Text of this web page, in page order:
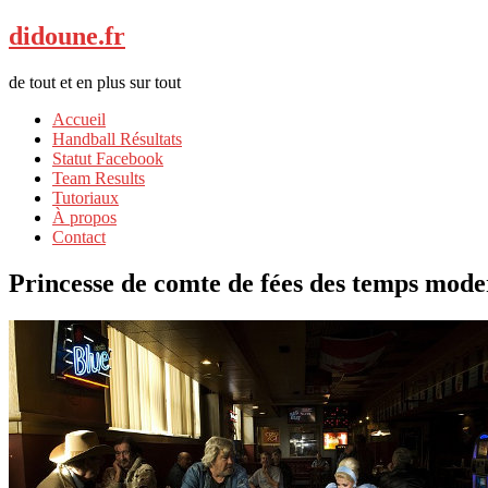
didoune.fr
de tout et en plus sur tout
Accueil
Handball Résultats
Statut Facebook
Team Results
Tutoriaux
À propos
Contact
Princesse de comte de fées des temps